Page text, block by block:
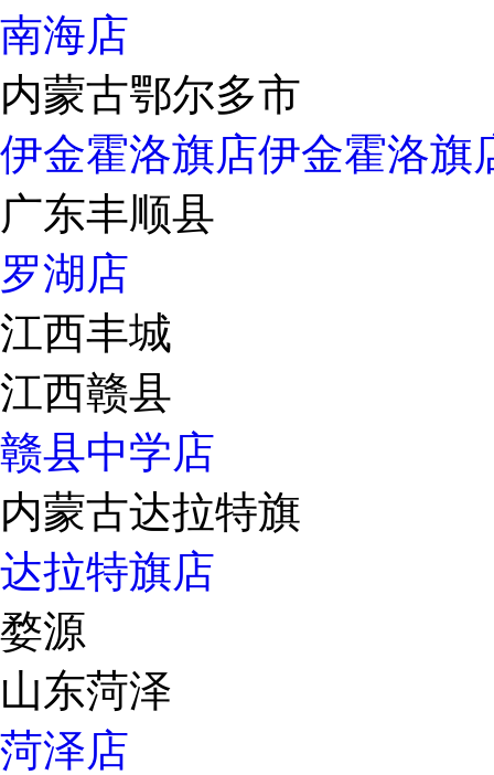
南海店
内蒙古鄂尔多市
伊金霍洛旗店伊金霍洛旗
广东丰顺县
罗湖店
江西丰城
江西赣县
赣县中学店
内蒙古达拉特旗
达拉特旗店
婺源
山东菏泽
菏泽店